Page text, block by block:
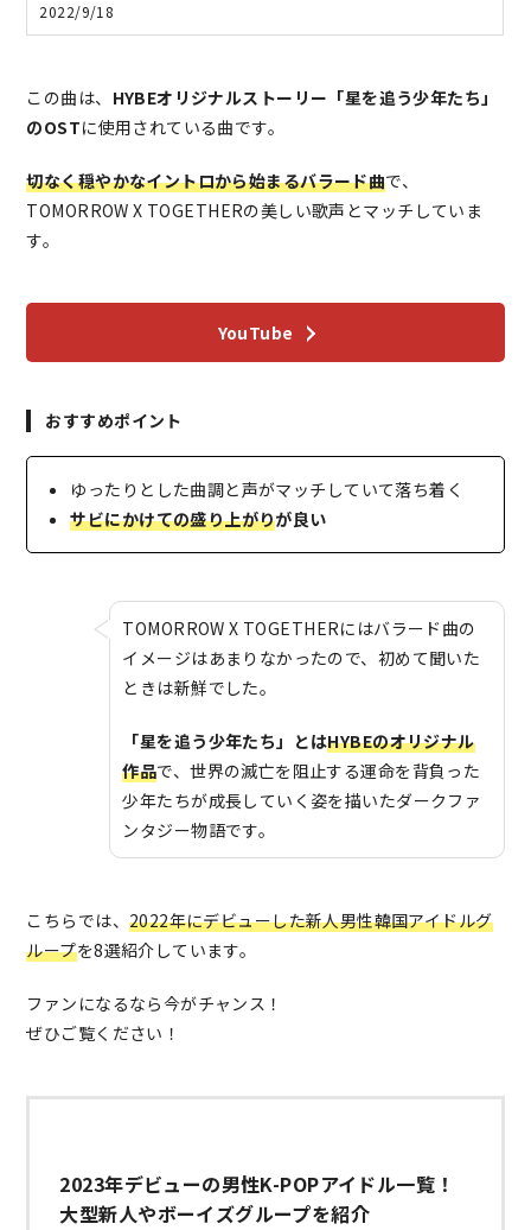
2022/9/18
この曲は、 HYBEオリジナルストーリー「星を追う少年たち」
のOSTに使用されている曲です。
切なく穏やかなイントロから始まるバラード曲で、
TOMORROW X TOGETHERの美しい歌声とマッチしていま
す。
YouTube
おすすめポイント
ゆったりとした曲調と声がマッチしていて落ち着く
サビにかけての盛り上がりが良い
TOMORROW X TOGETHERにはバラード曲の
イメージはあまりなかったので、初めて聞いた
ときは新鮮でした。
「星を追う少年たち」とはHYBEのオリジナル
作品で、世界の滅亡を阻止する運命を背負った
少年たちが成長していく姿を描いたダークファ
ンタジー物語です。
こちらでは、 2022年にデビューした新人男性韓国アイドルグ
ループを8選紹介しています。
ファンになるなら今がチャンス！
ぜひご覧ください！
2023年デビューの男性K-POPアイドル一覧！
大型新人やボーイズグループを紹介